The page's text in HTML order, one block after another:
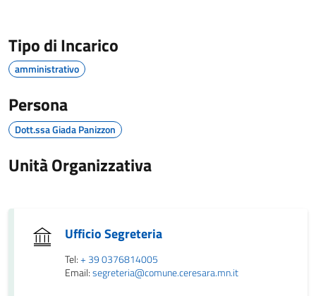
Tipo di Incarico
amministrativo
Persona
Dott.ssa Giada Panizzon
Unità Organizzativa
Ufficio Segreteria
Tel:+ 39 0376814005
Email:segreteria@comune.ceresara.mn.it